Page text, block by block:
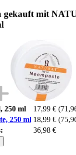
gekauft mit
250 ml 17,99 €
250 ml 18,99 €
36,98 €